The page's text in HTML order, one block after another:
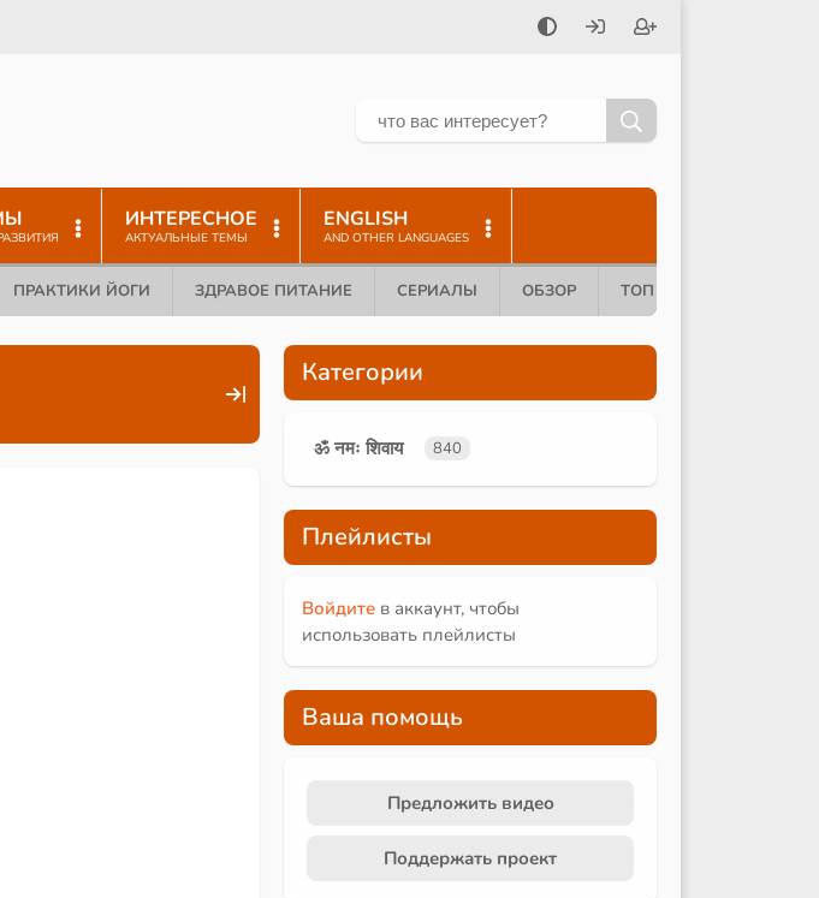
ИНТЕРЕСНОЕ
АКТУАЛЬНЫЕ ТЕМЫ
ENGLISH
AND OTHER LANGUAGES
ПРАКТИКИ ЙОГИ ЗДРАВОЕ ПИТАНИЕ СЕРИАЛЫ ОБЗОР ТОП 10
Категории
ॐ नमः शिवाय 840
Плейлисты
Войдите в аккаунт, чтобы
использовать плейлисты
Ваша помощь
Предложить видео
Поддержать проект